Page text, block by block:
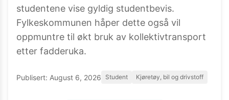
studentene vise gyldig studentbevis.
Fylkeskommunen håper dette også vil
oppmuntre til økt bruk av kollektivtransport
etter fadderuka.
Publisert: August 6, 2026 Student Kjøretøy, bil og drivstoff